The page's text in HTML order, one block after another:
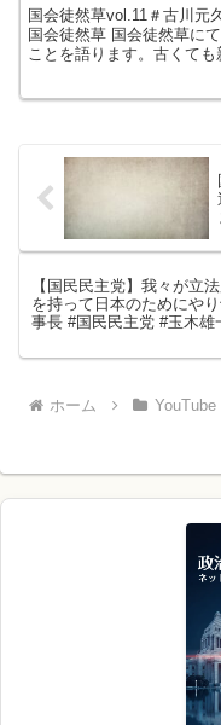
国会徒然草vol.11＃古川元
国会徒然草 国会徒然草に
ことを語ります。古くて
【国民民主党】我々が立
を持って日本のためにや
事長 #国民民主党 #玉木雄
ホーム YouTube